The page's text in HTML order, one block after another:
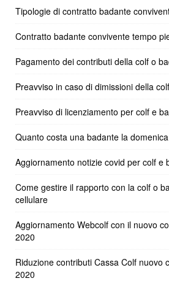
Tipologie di contratto badante
Contratto badante convivente tempo
Pagamento dei contributi della colf o
Preavviso in caso di dimissioni della
Preavviso di licenziamento per colf e
Quanto costa una badante la domenica
Aggiornamento notizie covid per colf e
Come gestire il rapporto con la colf o
cellulare
Aggiornamento Webcolf con il nuovo
2020
Riduzione contributi Cassa Colf nuovo
2020